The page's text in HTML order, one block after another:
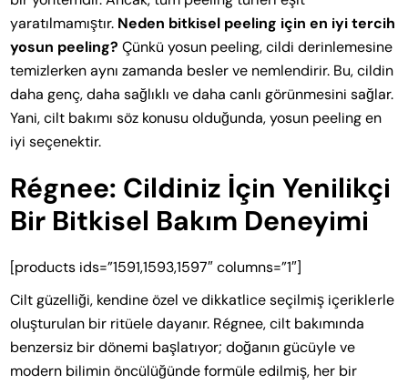
yaratılmamıştır. Neden bitkisel peeling için en iyi tercih
yosun peeling? Çünkü yosun peeling, cildi derinlemesine
temizlerken aynı zamanda besler ve nemlendirir. Bu, cildin
daha genç, daha sağlıklı ve daha canlı görünmesini sağlar.
Yani, cilt bakımı söz konusu olduğunda, yosun peeling en
iyi seçenektir.
Régnee: Cildiniz İçin Yenilikçi
Bir Bitkisel Bakım Deneyimi
[products ids=”1591,1593,1597″ columns=”1″]
Cilt güzelliği, kendine özel ve dikkatlice seçilmiş içeriklerle
oluşturulan bir ritüele dayanır. Régnee, cilt bakımında
benzersiz bir dönemi başlatıyor; doğanın gücüyle ve
modern bilimin öncülüğünde formüle edilmiş, her bir